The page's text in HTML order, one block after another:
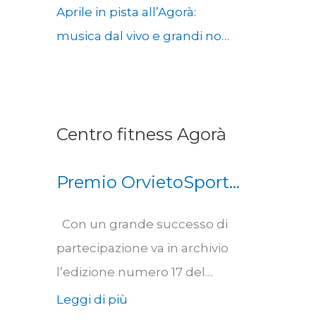
e solidarietà
Aprile in pista all’Agorà:
musica dal vivo e grandi nomi
Centro fitness Agorà
Premio OrvietoSport
Orvieto Squadra
dell’anno
Con un grande successo di
partecipazione va in archivio
l’edizione numero 17 del
Premio “OrvietoSport”, il
Leggi di più